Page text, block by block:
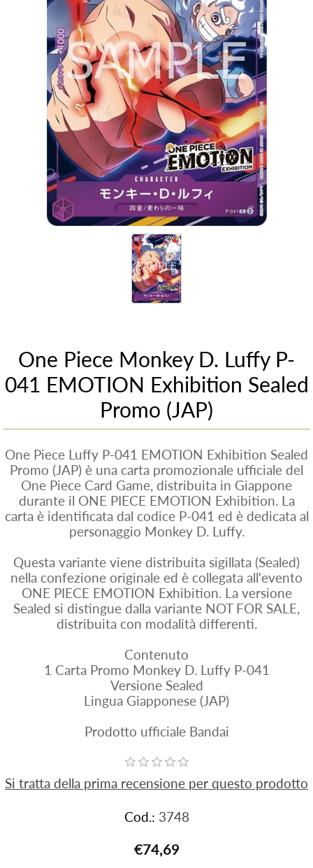
One Piece Monkey D. Luffy P-
041 EMOTION Exhibition Sealed
Promo (JAP)
One Piece Luffy P-041 EMOTION Exhibition Sealed
Promo (JAP) è una carta promozionale ufficiale del
One Piece Card Game, distribuita in Giappone
durante il ONE PIECE EMOTION Exhibition. La
carta è identificata dal codice P-041 ed è dedicata al
personaggio Monkey D. Luffy.
Questa variante viene distribuita sigillata (Sealed)
nella confezione originale ed è collegata all'evento
ONE PIECE EMOTION Exhibition. La versione
Sealed si distingue dalla variante NOT FOR SALE,
distribuita con modalità differenti.
Contenuto
1 Carta Promo Monkey D. Luffy P-041
Versione Sealed
Lingua Giapponese (JAP)
Prodotto ufficiale Bandai
Si tratta della prima recensione per questo prodotto
Cod.: 3748
€74,69